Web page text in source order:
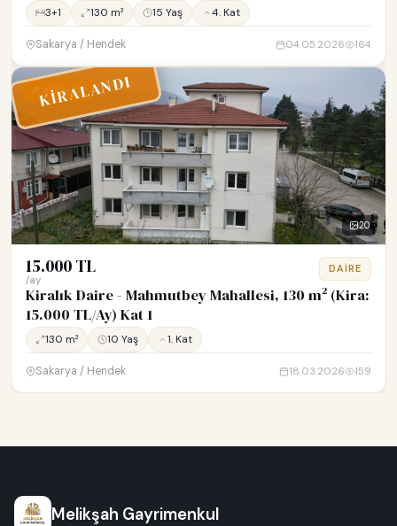
3+1 130 m² 15 Yaş 4. Kat
Sakarya / Hendek 04.05.2026 164
KİRALANDI
KİRALIK
20
15.000 TL
/ay
DAIRE
Kiralık Daire - Mahmutbey Mahallesi, 130 m² (Kira:
15.000 TL/Ay) Kat 1
130 m² 10 Yaş 1. Kat
Sakarya / Hendek 18.03.2026 159
Melikşah Gayrimenkul